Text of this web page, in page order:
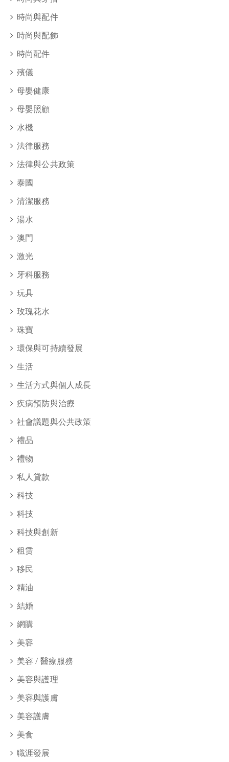
時尚與配件
時尚與配飾
時尚配件
殯儀
母嬰健康
母嬰照顧
水機
法律服務
法律與公共政策
泰國
清潔服務
湯水
澳門
激光
牙科服務
玩具
玫瑰花水
珠寶
環保與可持續發展
生活
生活方式與個人成長
疾病預防與治療
社會議題與公共政策
禮品
禮物
私人貸款
科技
科技
科技與創新
租赁
移民
精油
結婚
網購
美容
美容 / 醫療服務
美容與護理
美容與護膚
美容護膚
美食
職涯發展